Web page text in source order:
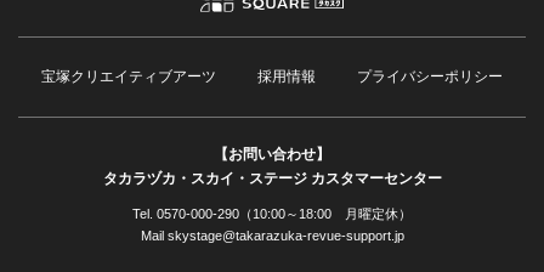
宝塚クリエイティブアーツ 採用情報 プライバシーポリシー
【お問い合わせ】
タカラヅカ・スカイ・ステージ カスタマーセンター
Tel. 0570-000-290（10:00～18:00 月曜定休）
Mail skystage@takarazuka-revue-support.jp